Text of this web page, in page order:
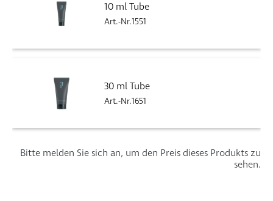
10 ml Tube
Art.-Nr.1551
30 ml Tube
Art.-Nr.1651
Bitte melden Sie sich an, um den Preis dieses Produkts zu
sehen.